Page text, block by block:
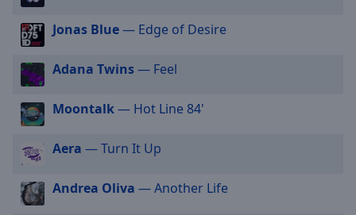
modal
window.
dialog
window.
Escape
cancel
Jonas Blue— Edge of Desire
Adana Twins— Feel
Moontalk— Hot Line 84'
Aera — Turn It Up
Andrea Oliva — Another Life